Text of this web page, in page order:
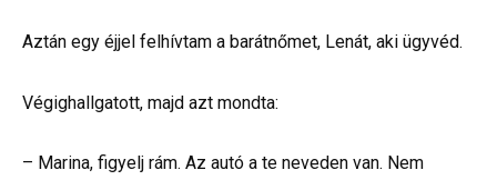
Aztán egy éjjel felhívtam a barátnőmet, Lenát, aki ügyvéd.
Végighallgatott, majd azt mondta:
– Marina, figyelj rám. Az autó a te neveden van. Nem